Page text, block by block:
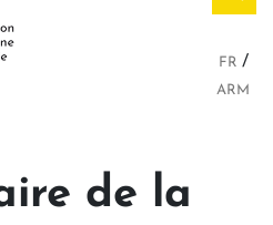
FR
ARM
de la